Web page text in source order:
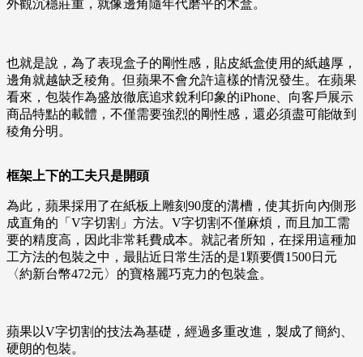
外觀沉穩莊重，就像邊角隨年代磨平的木盒。
也就是說，為了表現盒子的剛性感，貼皮紙盒使用的紙越厚，
邊角就越缺乏稜角。但蘋果不會允許這樣的情況發生。在蘋果
看來，包裝作為盛放徹底追求銳利印象的iPhone、向客戶展示
商品特點的載體，不僅需要強烈的剛性感，還必須盡可能做到
稜角分明。
框架上下的工夫只是開頭
為此，蘋果採用了在紙板上雕刻90度的溝槽，使其折向內側形
成直角的「V字切割」方法。V字切割不僅麻煩，而且加工需
要的精度高，因此非常耗費成本。就記者所知，在採用這種加
工方法的包裝之中，最貼近日常生活的是1顆要價1500日元
〈約新台幣472元〉的寶格麗巧克力的包裝盒。
蘋果以V字切割的技法為基礎，經過多重改進，製成了簡約、
硬朗的包裝。